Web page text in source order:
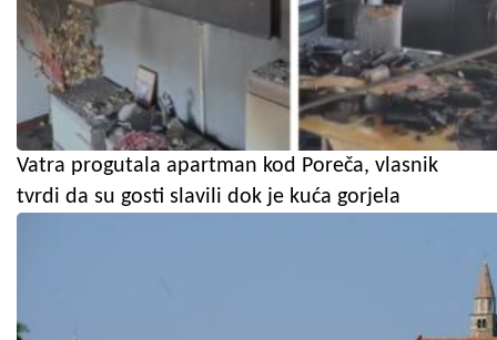
Vatra progutala apartman kod Poreča, vlasnik
tvrdi da su gosti slavili dok je kuća gorjela